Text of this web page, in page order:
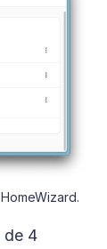
de 4